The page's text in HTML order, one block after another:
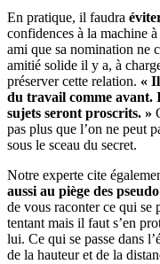
En pratique, il faudra
confidences à la machine
ami que sa nomination ne
amitié solide il y a, à
préserver cette relation. «
du travail comme avant.
sujets seront proscrits. »
pas plus que l’on ne peut
sous le sceau du secret.
Notre experte cite
aussi au piège des
de vous raconter ce qui se
tentant mais il faut s’en
lui. Ce qui se passe dans
de la hauteur et de la